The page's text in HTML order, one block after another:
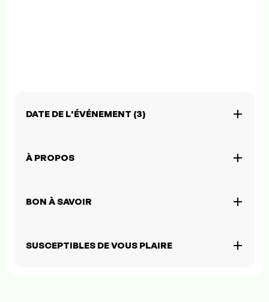
DATE DE L'ÉVÉNEMENT (3)
À PROPOS
BON À SAVOIR
SUSCEPTIBLES DE VOUS PLAIRE